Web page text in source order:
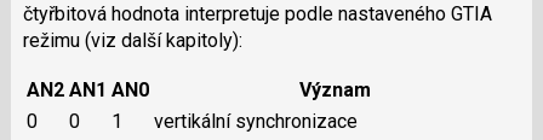
čtyřbitová hodnota interpretuje podle nastaveného GTIA
režimu (viz další kapitoly):
AN2 AN1 AN0
Význam
0
0 1
vertikální synchronizace